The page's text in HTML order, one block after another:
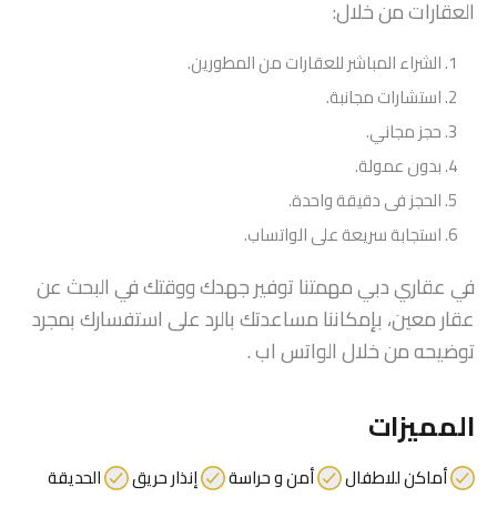
العقارات من خلال:
الشراء المباشر للعقارات من المطورين.
استشارات مجانبة.
حجز مجاني.
بدون عمولة.
الحجز فى دقيقة واحدة.
استجابة سريعة على الواتساب.
في عقاري دبي مهمتنا توفير جهدك ووقتك في البحث عن
عقار معين، بإمكاننا مساعدتك بالرد على استفسارك بمجرد
توضيحه من خلال الواتس اب .
المميزات
أماكن للاطفال أمن و حراسة إنذار حريق
الحديقة